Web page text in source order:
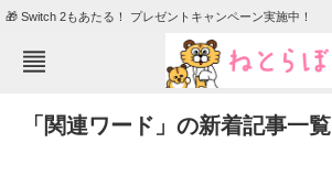
🎁 Switch 2もあたる！ プレゼントキャンペーン実施中！
TOP ニュース
「関連ワード」の新着記事一覧